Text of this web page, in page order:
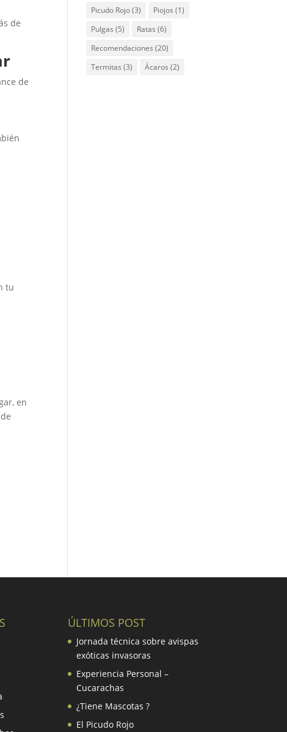
de
de
tu
en
Picudo Rojo(3) Piojos (1)
Pulgas (5) Ratas (6)
Recomendaciones (20)
Termitas (3) Ácaros (2)
ÚLTIMOS POST
Jornada técnica sobre avispas
exóticas invasoras
Experiencia Personal –
Cucarachas
¿Tiene Mascotas ?
El Picudo Rojo